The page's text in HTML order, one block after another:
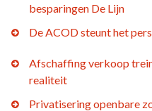
besparingen De Lijn
De ACOD steunt het
Afschaffing verkoop
realiteit
Privatisering openbare